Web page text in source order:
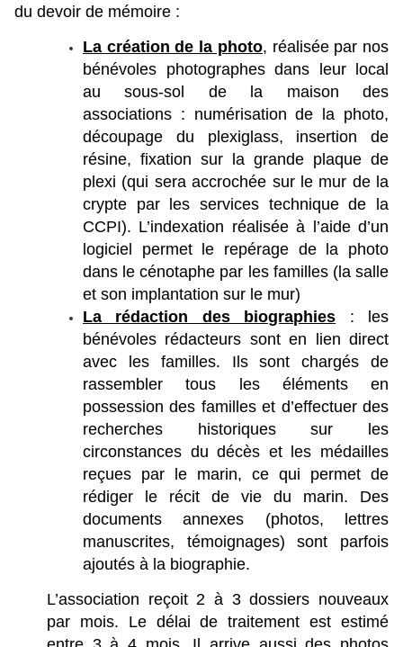
du devoir de mémoire :
La création de la photo, réalisée par nos
bénévoles photographes dans leur local
au sous-sol de la maison des
associations : numérisation de la photo,
découpage du plexiglass, insertion de
résine, fixation sur la grande plaque de
plexi (qui sera accrochée sur le mur de la
crypte par les services technique de la
CCPI). L’indexation réalisée à l’aide d’un
logiciel permet le repérage de la photo
dans le cénotaphe par les familles (la salle
et son implantation sur le mur)
La rédaction des biographies : les
bénévoles rédacteurs sont en lien direct
avec les familles. Ils sont chargés de
rassembler tous les éléments en
possession des familles et d’effectuer des
recherches historiques sur les
circonstances du décès et les médailles
reçues par le marin, ce qui permet de
rédiger le récit de vie du marin. Des
documents annexes (photos, lettres
manuscrites, témoignages) sont parfois
ajoutés à la biographie.
L’association reçoit 2 à 3 dossiers nouveaux
par mois. Le délai de traitement est estimé